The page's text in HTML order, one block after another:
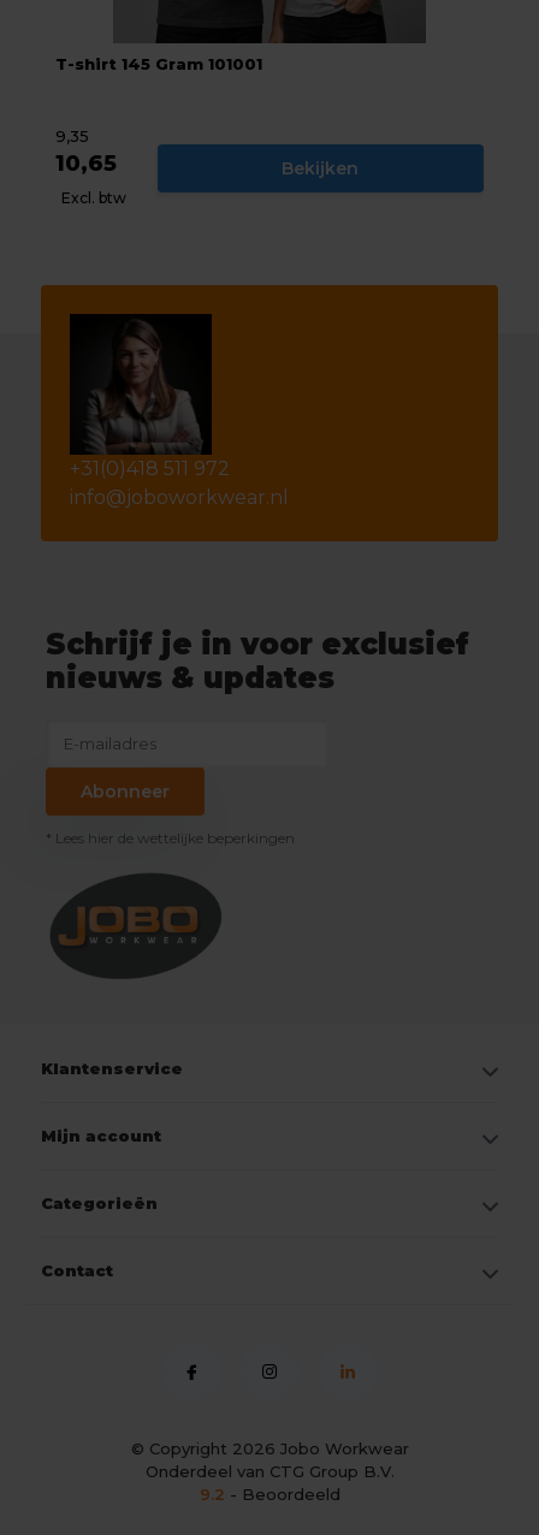
T-shirt 145 Gram 101001
9,35
10,65
Excl. btw
Bekijken
+31(0)418 511 972
info@joboworkwear.nl
Schrijf je in voor exclusief
nieuws & updates
Abonneer
* Lees hier de wettelijke beperkingen
Klantenservice
Mijn account
Categorieën
Contact
© Copyright 2026 Jobo Workwear
Onderdeel van CTG Group B.V.
9.2 - Beoordeeld